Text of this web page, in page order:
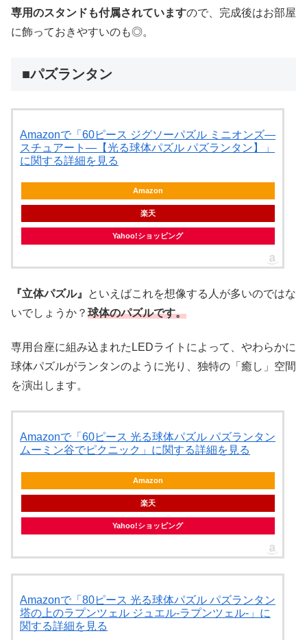
専用のスタンドも付属されていますので、完成後はお部屋
に飾っておきやすいのも◎。
■パズランタン
Amazonで「60ピース ジグソーパズル ミニオンズ―
スチュアート―【光る球体パズル パズランタン】」
に関する詳細を見る
Amazon
楽天
Yahoo!ショッピング
『立体パズル』
といえばこれを想像する人が多いのではな
いでしょうか？ 球体のパズルです。
専用台座に組み込まれたLEDライトによって、やわらかに
球体パズルがランタンのように光り、独特の「癒し」空間
を演出します。
Amazonで「60ピース 光る球体パズル パズランタン
ムーミン谷でピクニック」に関する詳細を見る
Amazon
楽天
Yahoo!ショッピング
Amazonで「80ピース 光る球体パズル パズランタン
塔の上のラプンツェル ジュエル-ラプンツェル-」に
関する詳細を見る